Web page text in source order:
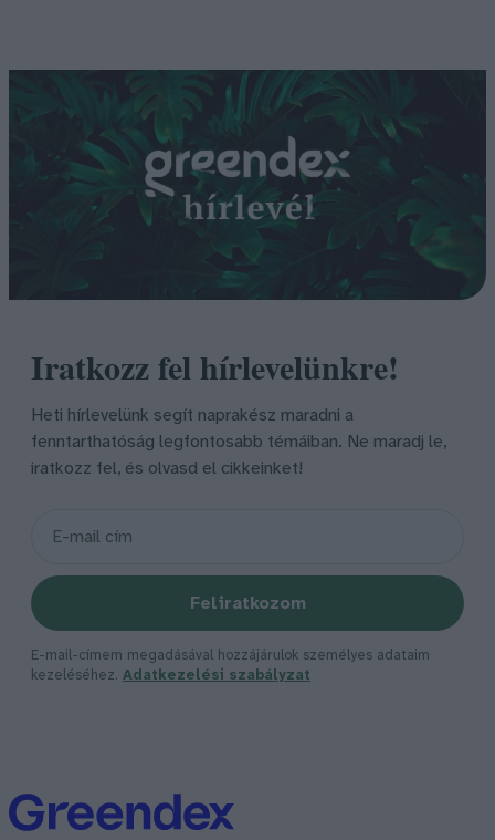
Iratkozz fel hírlevelünkre!
Heti hírlevelünk segít naprakész maradni a
fenntarthatóság legfontosabb témáiban. Ne maradj le,
iratkozz fel, és olvasd el cikkeinket!
Feliratkozom
E-mail-címem megadásával hozzájárulok személyes adataim
kezeléséhez. Adatkezelési szabályzat